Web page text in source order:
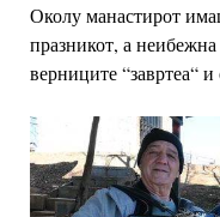
Околу манастирот
празникот, а
верниците “завртеа“